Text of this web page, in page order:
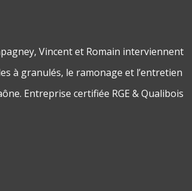
Vincent et Romain interviennent
à granulés, le ramonage et l’entretien
Entreprise certifiée RGE & Qualibois